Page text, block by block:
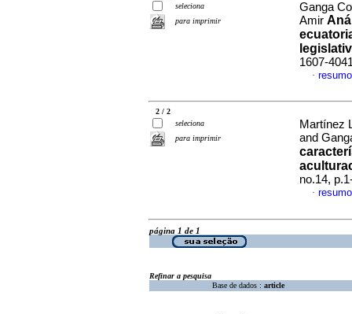
seleciona
para imprimir
Ganga
Amir
1607-
·
2 / 2
seleciona
para imprimir
Martínez
and
no.14,
·
página 1 de 1
Refinar a pesquisa
Base de dados : article